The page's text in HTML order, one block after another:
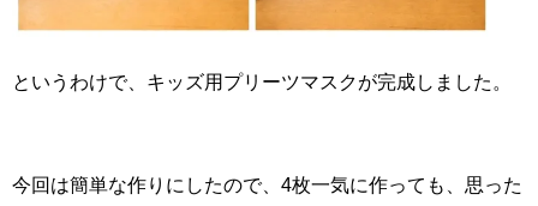
というわけで、キッズ用プリーツマスクが完成しました。
今回は簡単な作りにしたので、4枚一気に作っても、思った